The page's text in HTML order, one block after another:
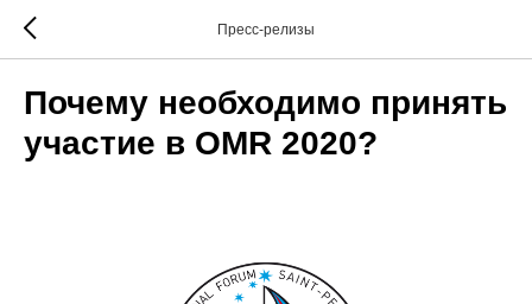
Пресс-релизы
Почему необходимо принять
участие в OMR 2020?